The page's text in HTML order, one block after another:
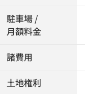
駐車場 /
月額料金
諸費用
土地権利